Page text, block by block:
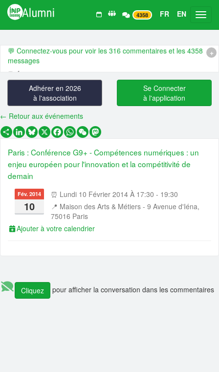
4358 FR EN
+
💬 Connectez-vous pour voir les 316 commentaires et les 4358
messages
🗓️ Évènement :
🗓️ Évènement :2026-09-01 👥 🙌 Assemblée générale ordinaire
et conférences
🗓️ Évènement :2026-07-06 👥🤗 CA ouvert - juillet 🧗 2026
🗓️ Évènement :2026-06-25 🌎 🍹😍 Ensimag Around The World
- Evènement Ensimag Alumni...
🗓️ Évènement :2026-06-18 🇬🇧 🍻 😍 Ensimag Around The World
2026 - Londres - Evènement Ens...
📰 Actualité :
qu'ils pensent, ou ...
📰 Actualité :
l’IA et les capte...
📰 Actualité :🎓💻 Affectez la taxe d’apprentissage à l’Ensimag,
démarré ! Calend...
Altran et Sodexo...
💼 Offre d'emploi :
Adhérer en 2026
à l'association
Se Connecter
à l'application
← Retour aux événements
PartagerLinkedIn
Bluesky
X Facebook
WhatsApp
WeChatMastodon
Paris : Conférence G9+ - Compétences numériques : un
enjeu européen pour l'innovation et la compétitivité de
demain
Fév. 2014
10
⏰ Lundi 10 Février 2014 À 17:30 - 19:30
📍 Maison des Arts & Métiers - 9 Avenue d'Iéna,
75016 Paris
Ajouter à votre calendrier
Cliquez pour afficher la conversation dans les commentaires